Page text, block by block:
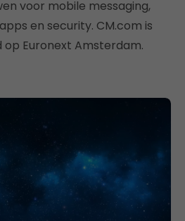
voor mobile messaging,
en security. CM.com is
Euronext Amsterdam.